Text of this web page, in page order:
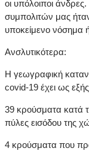
οι υπόλοιποι
συμπολιτών μας
υποκείμενο νόσημα
Ανσλυτικότερα:
Η γεωγραφική
covid-19 έχει ως
39 κρούσματα κατά
πύλες εισόδου της
4 κρούσματα που